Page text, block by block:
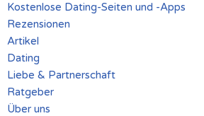
Kostenlose Dating-Seiten und -Apps
Rezensionen
Artikel
Dating
Liebe & Partnerschaft
Ratgeber
Über uns